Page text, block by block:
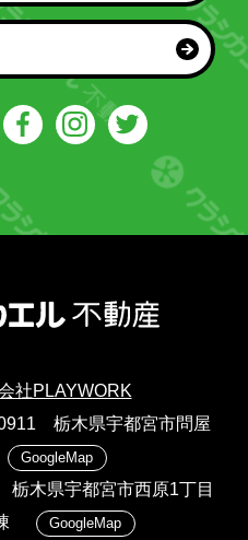
社PLAYWORK
栃木県宇都宮市問屋
GoogleMap
木県宇都宮市西原1丁目
GoogleMap